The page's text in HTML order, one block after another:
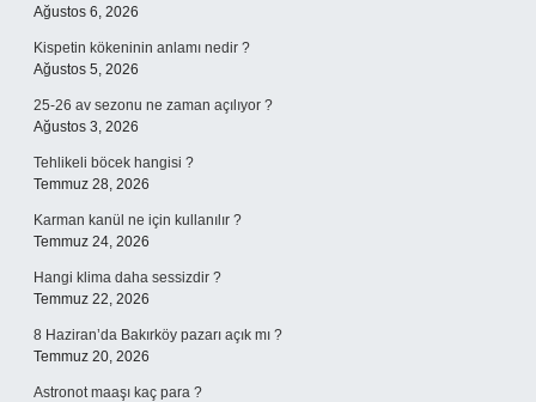
Ağustos 6, 2026
Kispetin kökeninin anlamı nedir ?
Ağustos 5, 2026
25-26 av sezonu ne zaman açılıyor ?
Ağustos 3, 2026
Tehlikeli böcek hangisi ?
Temmuz 28, 2026
Karman kanül ne için kullanılır ?
Temmuz 24, 2026
Hangi klima daha sessizdir ?
Temmuz 22, 2026
8 Haziran’da Bakırköy pazarı açık mı ?
Temmuz 20, 2026
Astronot maaşı kaç para ?